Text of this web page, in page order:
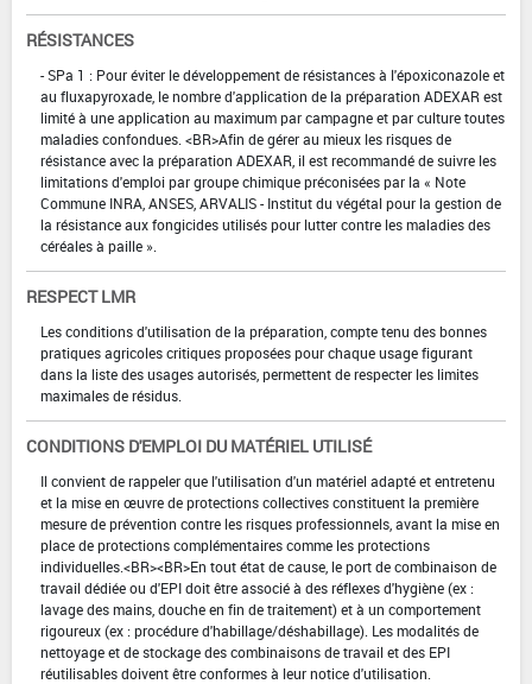
RÉSISTANCES
- SPa 1 : Pour éviter le développement de résistances à l'époxiconazole et
au fluxapyroxade, le nombre d'application de la préparation ADEXAR est
limité à une application au maximum par campagne et par culture toutes
maladies confondues. <BR>Afin de gérer au mieux les risques de
résistance avec la préparation ADEXAR, il est recommandé de suivre les
limitations d'emploi par groupe chimique préconisées par la « Note
Commune INRA, ANSES, ARVALIS - Institut du végétal pour la gestion de
la résistance aux fongicides utilisés pour lutter contre les maladies des
céréales à paille ».
RESPECT LMR
Les conditions d'utilisation de la préparation, compte tenu des bonnes
pratiques agricoles critiques proposées pour chaque usage figurant
dans la liste des usages autorisés, permettent de respecter les limites
maximales de résidus.
CONDITIONS D'EMPLOI DU MATÉRIEL UTILISÉ
Il convient de rappeler que l'utilisation d'un matériel adapté et entretenu
et la mise en œuvre de protections collectives constituent la première
mesure de prévention contre les risques professionnels, avant la mise en
place de protections complémentaires comme les protections
individuelles.<BR><BR>En tout état de cause, le port de combinaison de
travail dédiée ou d'EPI doit être associé à des réflexes d'hygiène (ex :
lavage des mains, douche en fin de traitement) et à un comportement
rigoureux (ex : procédure d'habillage/déshabillage). Les modalités de
nettoyage et de stockage des combinaisons de travail et des EPI
réutilisables doivent être conformes à leur notice d'utilisation.